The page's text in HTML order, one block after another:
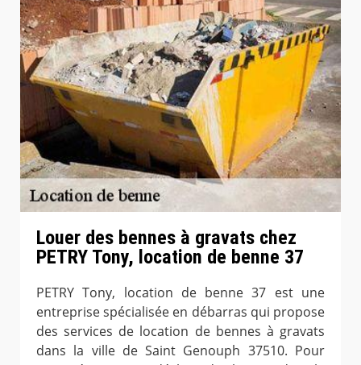
Louer des bennes à gravats chez
PETRY Tony, location de benne 37
PETRY Tony, location de benne 37 est une
entreprise spécialisée en débarras qui propose
des services de location de bennes à gravats
dans la ville de Saint Genouph 37510. Pour